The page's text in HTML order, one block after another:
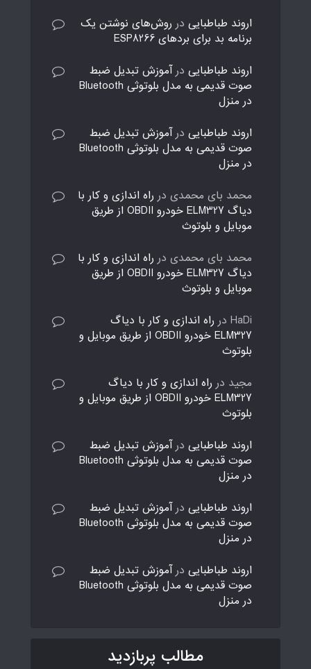
اروند طباطبایی در روش‌های نوشتن یک
برنامه بد برای بردهای ESP8266
اروند طباطبایی درآموزش تبدیل ضبط
صوت قدیمی به مدل بلوتوثی Bluetooth
در منزل
اروند طباطبایی درآموزش تبدیل ضبط
صوت قدیمی به مدل بلوتوثی Bluetooth
در منزل
محمد بای محمدی در راه اندازی و کار با
دیاگ ELM327 خودرو OBDII از طریق
موبایل و بلوتوث
محمد بای محمدی در راه اندازی و کار با
دیاگ ELM327 خودرو OBDII از طریق
موبایل و بلوتوث
HaDi در راه اندازی و کار با دیاگ
ELM327 خودرو OBDII از طریق موبایل و
بلوتوث
مجید در راه اندازی و کار با دیاگ
ELM327 خودرو OBDII از طریق موبایل و
بلوتوث
اروند طباطبایی درآموزش تبدیل ضبط
صوت قدیمی به مدل بلوتوثی Bluetooth
در منزل
اروند طباطبایی درآموزش تبدیل ضبط
صوت قدیمی به مدل بلوتوثی Bluetooth
در منزل
اروند طباطبایی درآموزش تبدیل ضبط
صوت قدیمی به مدل بلوتوثی Bluetooth
در منزل
مطالب پربازدید